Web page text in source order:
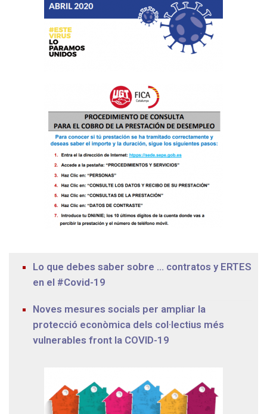
Lo que debes saber sobre … contratos y ERTES
en el #Covid-19
Noves mesures socials per ampliar la
protecció econòmica dels col·lectius més
vulnerables front la COVID-19